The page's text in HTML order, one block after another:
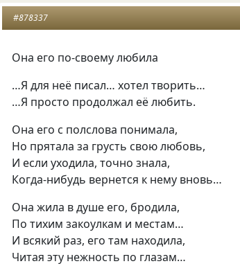
#878337
Она его по-своему любила
…Я для неё писал… хотел творить…
…Я просто продолжал её любить.
Она его с полслова понимала,
Но прятала за грусть свою любовь,
И если уходила, точно знала,
Когда-нибудь вернется к нему вновь…
Она жила в душе его, бродила,
По тихим закоулкам и местам…
И всякий раз, его там находила,
Читая эту нежность по глазам…